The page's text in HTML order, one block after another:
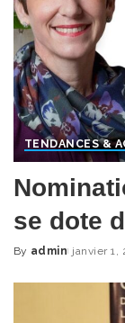
TENDANCES &
se dote
Posted
By admin janvier 1,